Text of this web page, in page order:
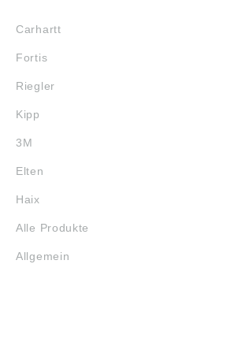
Carhartt
Fortis
Riegler
Kipp
3M
Elten
Haix
Alle Produkte
Allgemein